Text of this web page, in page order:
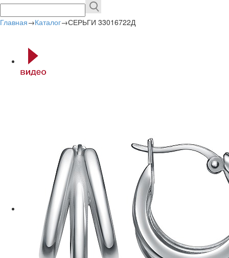
Главная→Каталог→СЕРЬГИ 33016722Д